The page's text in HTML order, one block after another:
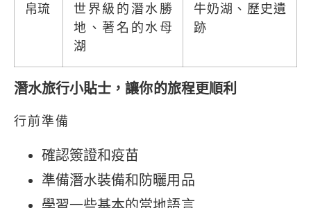
帛琉
世界級的潛水勝
地、著名的水母
湖
牛奶湖、歷史遺
跡
潛水旅行小貼士，讓你的旅程更順利
行前準備
確認簽證和疫苗
準備潛水裝備和防曬用品